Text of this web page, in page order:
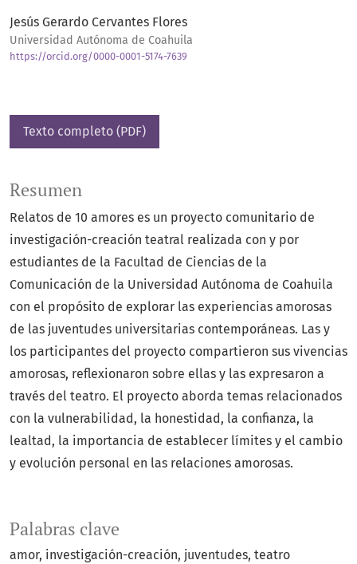
Jesús Gerardo Cervantes Flores
Universidad Autónoma de Coahuila
https://orcid.org/0000-0001-5174-7639
Texto completo (PDF)
Palabras clave
amor investigación-creación juventudes teatro
Resumen
Relatos de 10 amores es un proyecto comunitario de
investigación-creación teatral realizada con y por
estudiantes de la Facultad de Ciencias de la
Comunicación de la Universidad Autónoma de Coahuila
con el propósito de explorar las experiencias amorosas
de las juventudes universitarias contemporáneas. Las y
los participantes del proyecto compartieron sus vivencias
amorosas, reflexionaron sobre ellas y las expresaron a
través del teatro. El proyecto aborda temas relacionados
con la vulnerabilidad, la honestidad, la confianza, la
lealtad, la importancia de establecer límites y el cambio
y evolución personal en las relaciones amorosas.